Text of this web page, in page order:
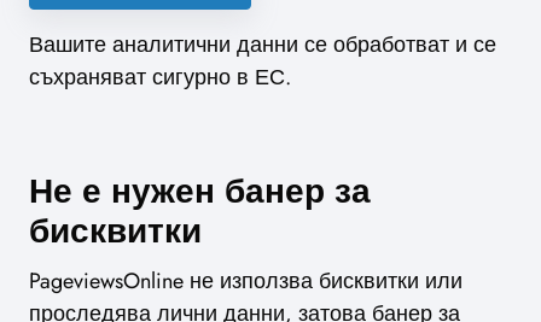
Вашите аналитични данни се обработват и се
съхраняват сигурно в ЕС.
Не е нужен банер за
бисквитки
PageviewsOnline не използва бисквитки или
проследява лични данни, затова банер за